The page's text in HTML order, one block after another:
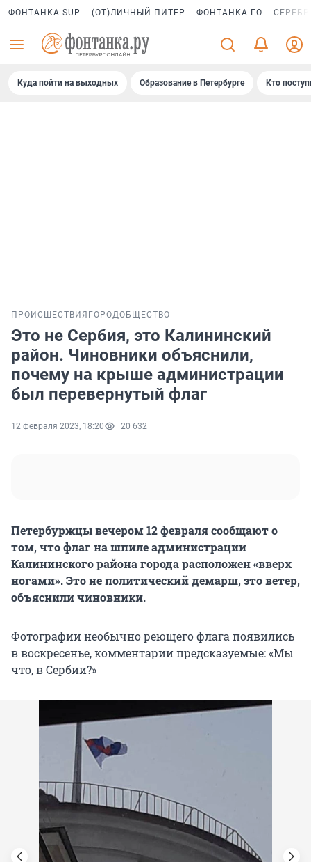
ФОНТАНКА SUP (ОТ)ЛИЧНЫЙ ПИТЕР ФОНТАНКА ГО
Куда пойти на выходных Образование в Петербурге Кто
ПРОИСШЕСТВИЯ ГОРОДОБЩЕСТВО
Это не Сербия, это Калининский
район. Чиновники объяснили,
почему на крыше администрации
был перевернутый флаг
12 февраля 2023, 18:20 20 632
Петербуржцы вечером 12 февраля сообщают о
том, что флаг на шпиле администрации
Калининского района города расположен «вверх
ногами». Это не политический демарш, это ветер,
объяснили чиновники.
Фотографии необычно реющего флага появились
в воскресенье, комментарии предсказуемые: «Мы
что, в Сербии?»